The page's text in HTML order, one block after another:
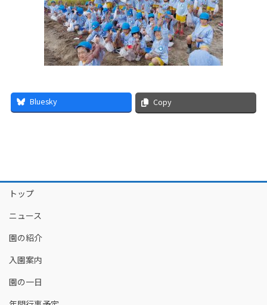
Bluesky Copy
トップ
ニュース
園の紹介
入園案内
園の一日